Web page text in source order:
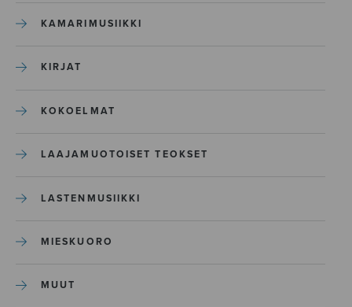
KAMARIMUSIIKKI
KIRJAT
KOKOELMAT
LAAJAMUOTOISET TEOKSET
LASTENMUSIIKKI
MIESKUORO
MUUT